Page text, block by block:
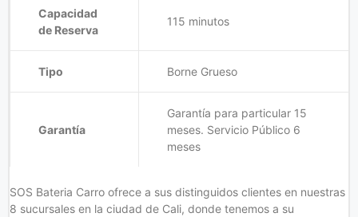
Capacidad
de Reserva
115 minutos
Tipo Borne Grueso
Garantía
Garantía para particular 15
meses. Servicio Público 6
meses
SOS Bateria Carro ofrece a sus distinguidos clientes en nuestras
8 sucursales en la ciudad de Cali, donde tenemos a su